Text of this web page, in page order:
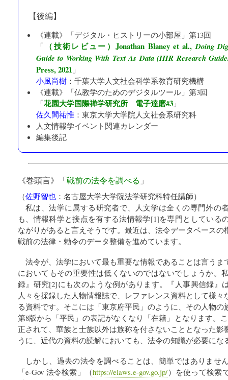
【後編】
《連載》「デジタル・ヒストリーの小部屋 」第13回
「 （技術レビュー）Jonathan Blaney et al.,Doing
Guide to Working With Text As Data (IHR Research
Press, 2021 」
小風尚樹 ： 千葉大学人文社会科学系教育研究機構
《連載》「仏教学のためのデジタルツール 」第3回
「花園大学国際禅学研究所 電子達磨#3 」
佐久間祐惟 ： 東京大学大学院人文社会系研究科
人文情報学イベント関連カレンダー
編集後記
《巻頭言》「戦前の法令を調べる 」
（佐野智也 ： 名古屋大学大学院法学研究科特任講師）
私は、法学に属する研究者で、人文学は全くの専門外の
も、情報科学と接点を有する法情報学[1]を専門としている
ながりがあると言えそうです。最近は、法令データベース
戦前の法律・勅令のデータ整備を進めています。
法令が、法学において最も重要な情報であることは言うま
においてもその重要性は低くないのではないでしょうか。
録』研究[2]にも次のような例があります。『人事興信録』
人々を採録した人物情報誌で、レファレンス資料として様
る資料です。そこには「東京府平民」のように、その人物
第8版から「平民」の表記がなくなり「在籍」となります。
正されて、華族と士族以外は族称を付さないこととなった
うに、近代の資料の読解においても、法令の知識が必要にな
しかし、過去の法令を調べることは、簡単ではありませ
「e-Gov 法令検索」（https://elaws.e-gov.go.jp/）を使って検索